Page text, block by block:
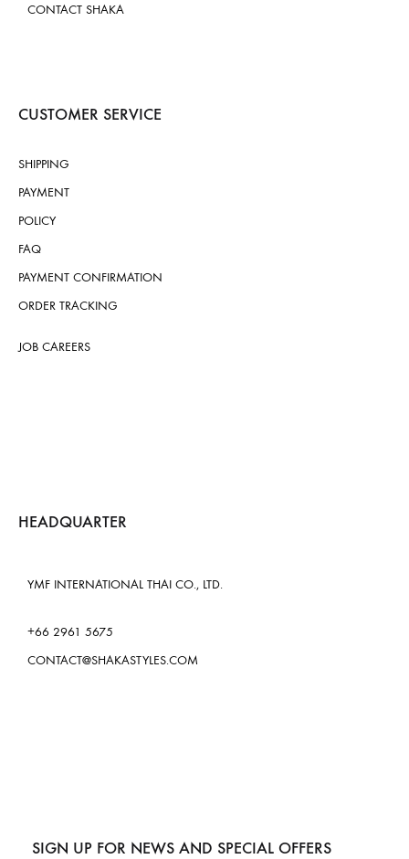
CONTACT SHAKA
CUSTOMER SERVICE
SHIPPING
PAYMENT
POLICY
FAQ
PAYMENT CONFIRMATION
ORDER TRACKING
JOB CAREERS
HEADQUARTER
YMF INTERNATIONAL THAI CO., LTD.
+66 2961 5675
CONTACT@SHAKASTYLES.COM
SIGN UP FOR NEWS AND SPECIAL OFFERS